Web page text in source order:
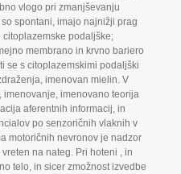
vlogo pri zmanjševanju
spontani,imajo najnižji prag
podaljške;
membrano in krvno bariero
se s citoplazemskimi podaljški
,imenovan mielin. V
,imenovanje,imenovano teorija
aferentnih informacij,in
po senzoričnih vlaknih v
motoričnih nevronov je nadzor
na nateg. Pri hoteni ,in
telo,in sicer zmožnost izvedbe